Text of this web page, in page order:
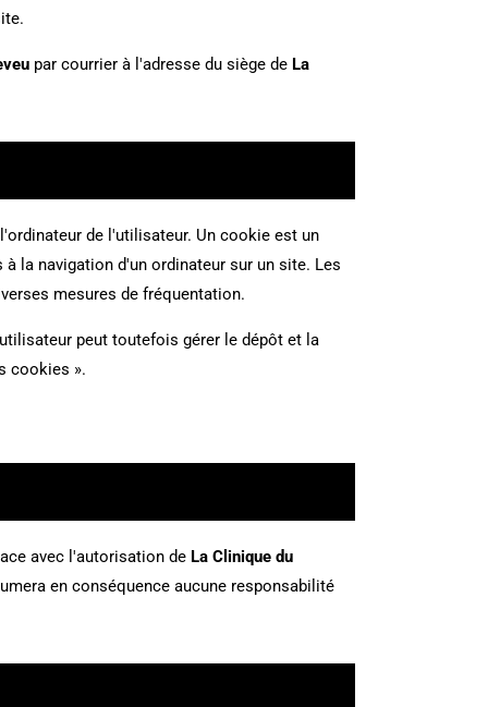
par courrier à l'adresse du siège de La
de l'utilisateur. Un cookie est un
la navigation d'un ordinateur sur un site. Les
mesures de fréquentation.
peut toutefois gérer le dépôt et la
cookies ».
avec l'autorisation de La Clinique du
en conséquence aucune responsabilité